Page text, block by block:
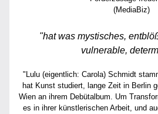
(MediaBiz)
"hat was mystisches,
vulnerable,
"Lulu (eigentlich: Carola) Schmidt
hat Kunst studiert, lange Zeit in Berlin
Wien an ihrem Debütalbum. Um
es in ihrer künstlerischen Arbeit, und